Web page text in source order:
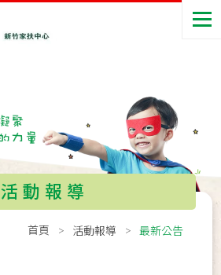
活動報導
首頁 活動報導 最新公告